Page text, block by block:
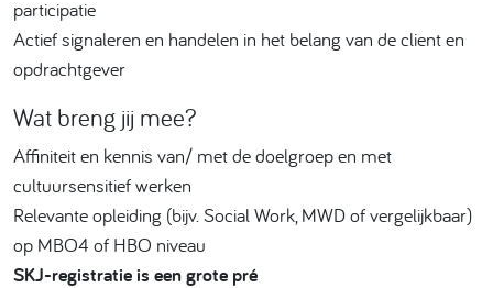
participatie
Actief signaleren en handelen in het belang van de client en
opdrachtgever
Wat breng jij mee?
Affiniteit en kennis van/ met de doelgroep en met
cultuursensitief werken
Relevante opleiding (bijv. Social Work, MWD of vergelijkbaar)
op MBO4 of HBO niveau
SKJ-registratie is een grote pré